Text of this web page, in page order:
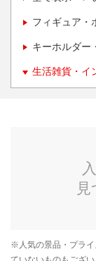
フィギュア・
キーホルダー
生活雑貨・イ